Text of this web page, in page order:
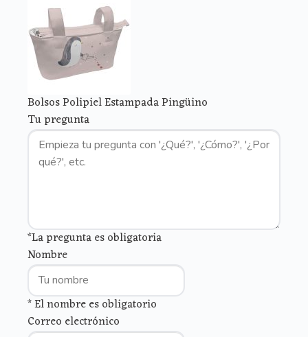
Bolsos Polipiel Estampada Pingüino
Tu pregunta
*La pregunta es obligatoria
Nombre
* El nombre es obligatorio
Correo electrónico